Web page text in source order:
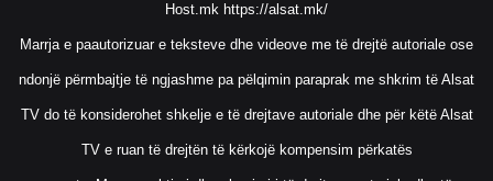
Host.mk https://alsat.mk/
Marrja e paautorizuar e teksteve dhe videove me të drejtë autoriale ose
ndonjë përmbajtje të ngjashme pa pëlqimin paraprak me shkrim të Alsat
TV do të konsiderohet shkelje e të drejtave autoriale dhe për këtë Alsat
TV e ruan të drejtën të kërkojë kompensim përkatës